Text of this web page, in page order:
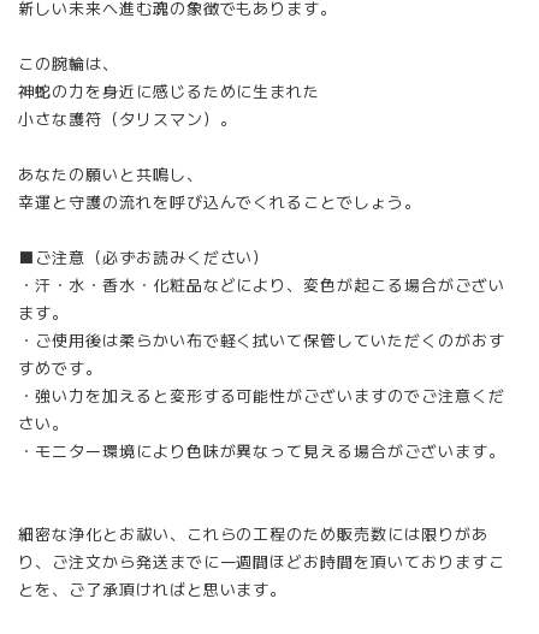
新しい未来へ進む魂の象徴でもあります。
この腕輪は、
神蛇の力を身近に感じるために生まれた
小さな護符（タリスマン）。
あなたの願いと共鳴し、
幸運と守護の流れを呼び込んでくれることでしょう。
■ご注意（必ずお読みください）
・汗・水・香水・化粧品などにより、変色が起こる場合がござい
ます。
・ご使用後は柔らかい布で軽く拭いて保管していただくのがおす
すめです。
・強い力を加えると変形する可能性がございますのでご注意くだ
さい。
・モニター環境により色味が異なって見える場合がございます。
細密な浄化とお祓い、これらの工程のため販売数には限りがあ
り、ご注文から発送までに一週間ほどお時間を頂いておりますこ
とを、ご了承頂ければと思います。